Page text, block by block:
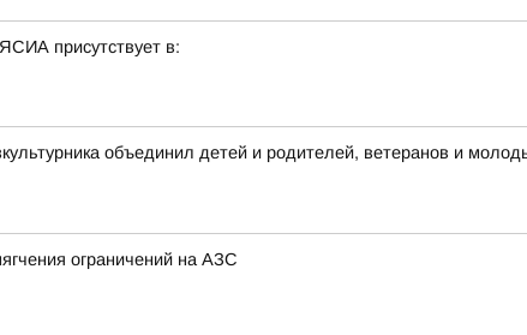
присутствует в:
объединил детей и родителей, ветеранов и
ограничений на АЗС